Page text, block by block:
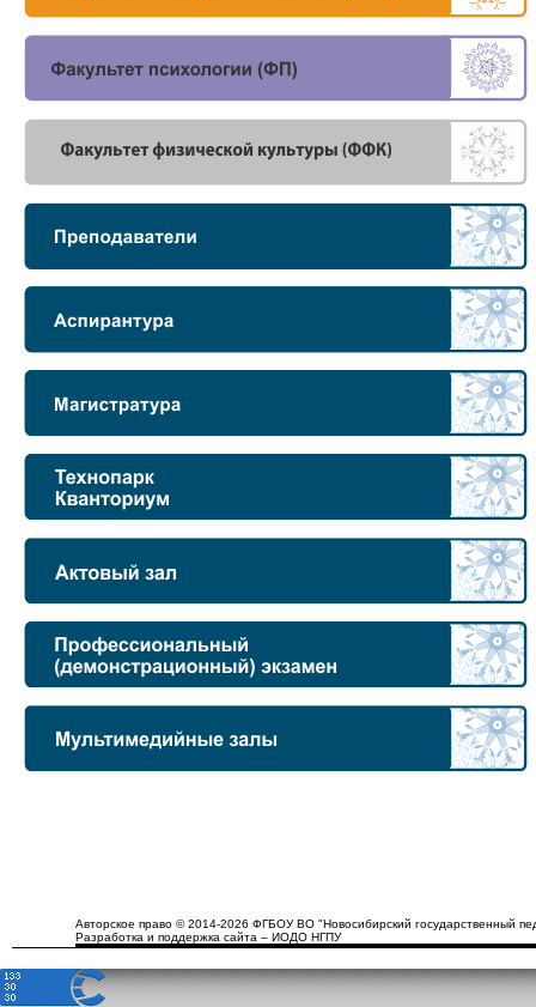
Авторское право © 2014-2026 ФГБОУ ВО "Новосибирский государственный
Разработка и поддержка сайта – ИОДО НГПУ